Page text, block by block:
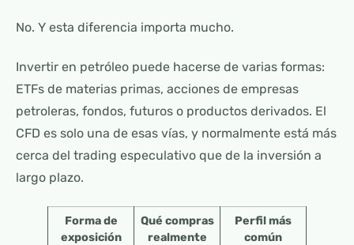
No. Y esta diferencia importa mucho.
Invertir en petróleo puede hacerse de varias formas:
ETFs de materias primas, acciones de empresas
petroleras, fondos, futuros o productos derivados. El
CFD es solo una de esas vías, y normalmente está más
cerca del trading especulativo que de la inversión a
largo plazo.
Forma de
exposición
Qué compras
realmente
Perfil más
común